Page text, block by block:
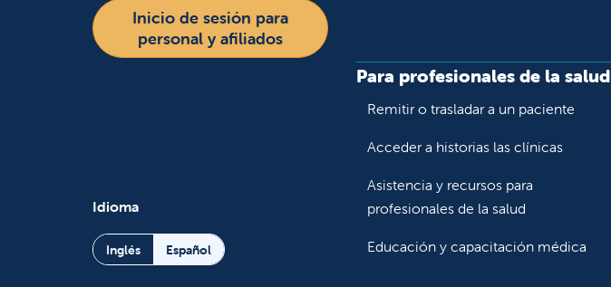
Inicio de sesión para
personal y afiliados
Idioma
Inglés Español
Para profesionales de la salud
Remitir o trasladar a un paciente
Acceder a historias las clínicas
Asistencia y recursos para
profesionales de la salud
Educación y capacitación médica